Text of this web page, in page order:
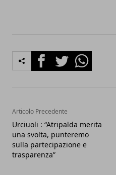
FacebookTwitterWhatsapp
Articolo Precedente
Urciuoli : “Atripalda merita
una svolta, punteremo
sulla partecipazione e
trasparenza”